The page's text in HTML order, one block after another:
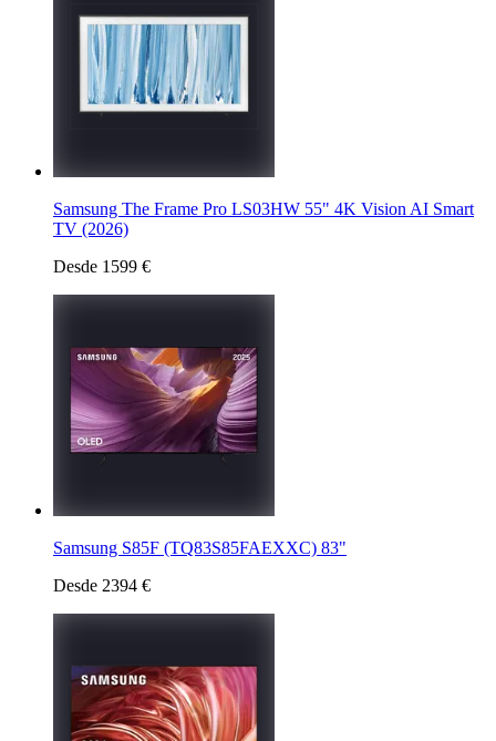
Samsung The Frame Pro LS03HW 55" 4K Vision AI Smart
TV (2026)
Desde 1599 €
Samsung S85F (TQ83S85FAEXXC) 83"
Desde 2394 €